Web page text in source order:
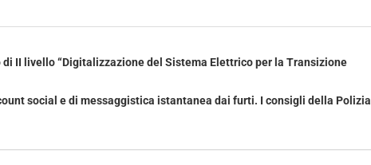
II livello “Digitalizzazione del Sistema Elettrico per la Transizione
social e di messaggistica istantanea dai furti. I consigli della Polizia